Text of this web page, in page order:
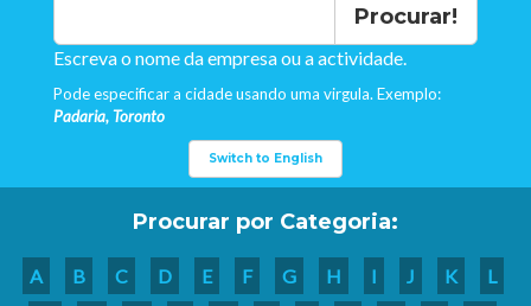
Procurar!
Escreva o nome da empresa ou a actividade.
Pode especificar a cidade usando uma virgula. Exemplo:
Padaria, Toronto
Switch to English
Procurar por Categoria:
A B C D E F G H I J K
L